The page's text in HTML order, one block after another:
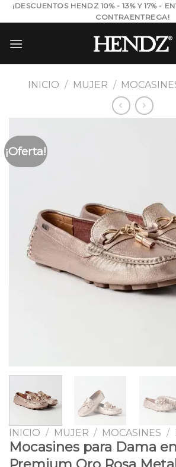
Skip
to
¡DESCUENTOS HENDZ 10% - 13% Y 17% -
CONTRAENTREGA!
INICIO / MUJER /
¡Oferta!
INICIO / MUJER / MOCASINES /
Mocasines para Dama